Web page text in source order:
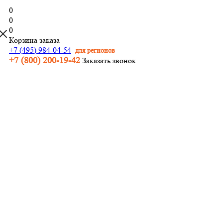
0
0
0
Корзина заказа
+7 (495) 984-04-54 для регионов
+7 (800) 200-19-42 Заказать звонок